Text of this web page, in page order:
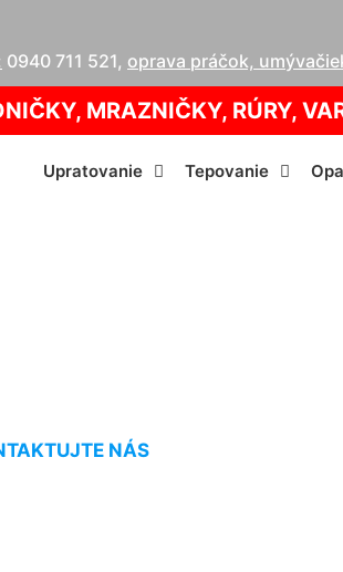
0940 711 521, oprava práčok,
MRAZNIČKY, RÚRY,
Upratovanie Tepovanie
NÁS